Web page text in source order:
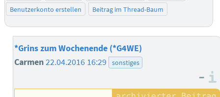
Benutzerkonto erstellen
Beitrag im Thread-Baum
*Grins zum Wochenende (*G4WE)
Carmen22.04.2016 16:29 sonstiges
–